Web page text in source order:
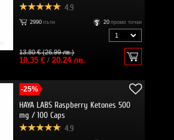
4.9
2990 пъти 20 промо точки
13.80 € (26.99 лв.)
10.35 €/ 20.24 лв.
-25%
HAYA LABS Raspberry Ketones 500
mg / 100 Caps
4.9